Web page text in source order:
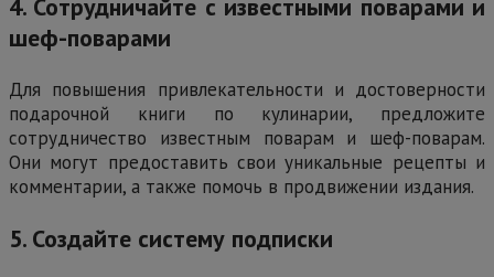
4. Сотрудничайте с известными поварами и
шеф-поварами
Для повышения привлекательности и достоверности
подарочной книги по кулинарии, предложите
сотрудничество известным поварам и шеф-поварам.
Они могут предоставить свои уникальные рецепты и
комментарии, а также помочь в продвижении издания.
5. Создайте систему подписки